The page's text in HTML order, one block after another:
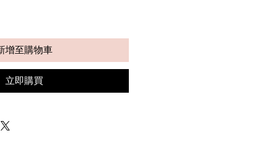
增至購物車
立即購買